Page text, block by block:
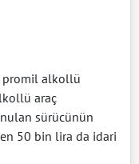
promil alkollü
araç
sürücünün
50 bin lira da idari